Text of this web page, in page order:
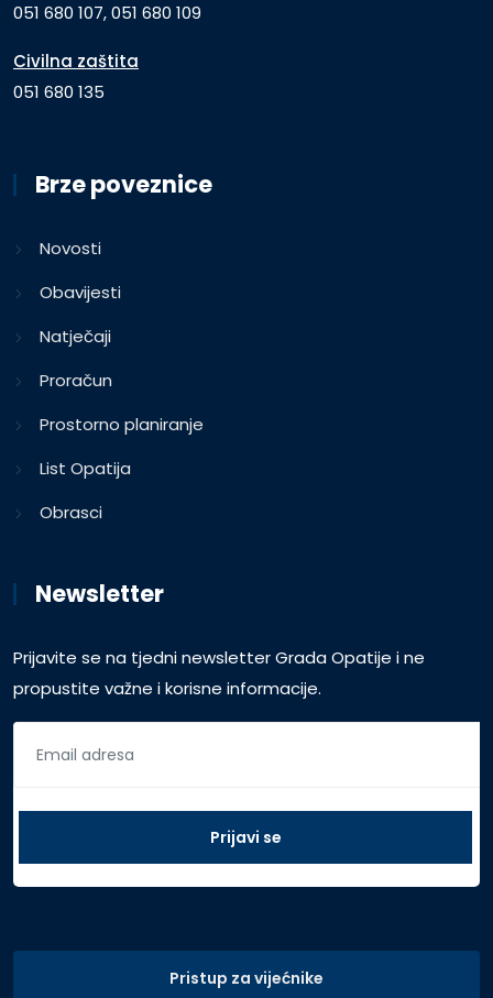
051 680 107, 051 680 109
Civilna zaštita
051 680 135
Brze poveznice
Novosti
Obavijesti
Natječaji
Proračun
Prostorno planiranje
List Opatija
Obrasci
Newsletter
Prijavite se na tjedni newsletter Grada Opatije i ne
propustite važne i korisne informacije.
Pristup za vijećnike